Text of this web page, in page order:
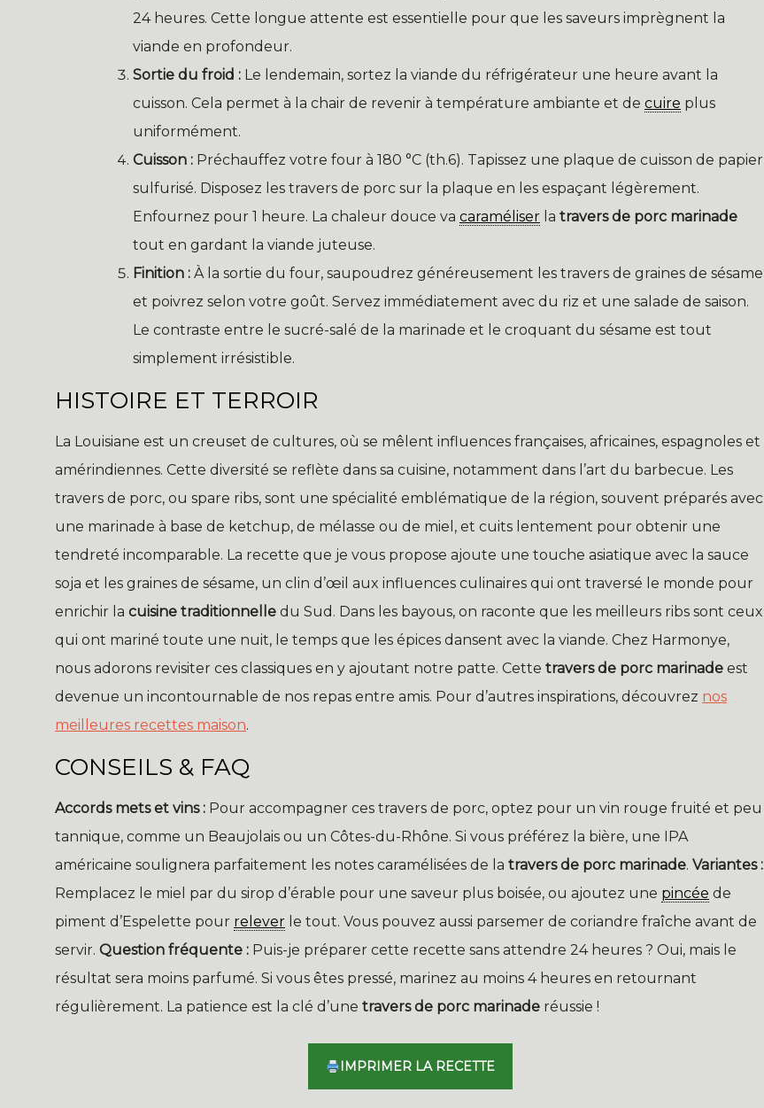
24 heures. Cette longue attente est essentielle pour que les saveurs imprègnent la
viande en profondeur.
Sortie du froid : Le lendemain, sortez la viande du réfrigérateur une heure avant la
cuisson. Cela permet à la chair de revenir à température ambiante et de cuire plus
uniformément.
Cuisson : Préchauffez votre four à 180 °C (th.6). Tapissez une plaque de cuisson de papier
sulfurisé. Disposez les travers de porc sur la plaque en les espaçant légèrement.
Enfournez pour 1 heure. La chaleur douce va caraméliser la travers de porc marinade
tout en gardant la viande juteuse.
Finition : À la sortie du four, saupoudrez généreusement les travers de graines de sésame
et poivrez selon votre goût. Servez immédiatement avec du riz et une salade de saison.
Le contraste entre le sucré-salé de la marinade et le croquant du sésame est tout
simplement irrésistible.
HISTOIRE ET TERROIR
La Louisiane est un creuset de cultures, où se mêlent influences françaises, africaines, espagnoles et
amérindiennes. Cette diversité se reflète dans sa cuisine, notamment dans l’art du barbecue. Les
travers de porc, ou spare ribs, sont une spécialité emblématique de la région, souvent préparés avec
une marinade à base de ketchup, de mélasse ou de miel, et cuits lentement pour obtenir une
tendreté incomparable. La recette que je vous propose ajoute une touche asiatique avec la sauce
soja et les graines de sésame, un clin d’œil aux influences culinaires qui ont traversé le monde pour
enrichir la cuisine traditionnelle du Sud. Dans les bayous, on raconte que les meilleurs ribs sont ceux
qui ont mariné toute une nuit, le temps que les épices dansent avec la viande. Chez Harmonye,
nous adorons revisiter ces classiques en y ajoutant notre patte. Cette travers de porc marinade est
devenue un incontournable de nos repas entre amis. Pour d’autres inspirations, découvrez nos
meilleures recettes maison.
CONSEILS & FAQ
Accords mets et vins : Pour accompagner ces travers de porc, optez pour un vin rouge fruité et peu
tannique, comme un Beaujolais ou un Côtes-du-Rhône. Si vous préférez la bière, une IPA
américaine soulignera parfaitement les notes caramélisées de la travers de porc marinade. Variantes :
Remplacez le miel par du sirop d’érable pour une saveur plus boisée, ou ajoutez une pincée de
piment d’Espelette pour relever le tout. Vous pouvez aussi parsemer de coriandre fraîche avant de
servir. Question fréquente : Puis-je préparer cette recette sans attendre 24 heures ? Oui, mais le
résultat sera moins parfumé. Si vous êtes pressé, marinez au moins 4 heures en retournant
régulièrement. La patience est la clé d’une travers de porc marinade réussie !
IMPRIMER LA RECETTE